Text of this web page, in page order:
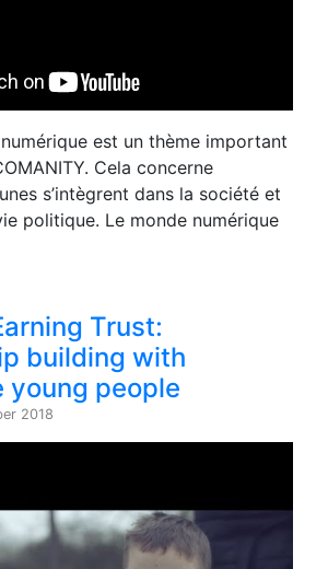
est un thème important
Cela concerne
s’intègrent dans la société et
politique. Le monde numérique
Trust:
building with
young people
2018